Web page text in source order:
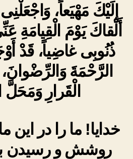
إِلَيْكَ مَهْيَعاً،
أَلْقاكَ يَوْمَ الْقِيامَةِ
ذُنُوبِى غاضِياً، قَدْ
الرَّحْمَةَ وَالرِّضْوانَ،
الْقَرارِ وَمَحَلَّ
خدایا! ما را در این
روشش و رسیدن